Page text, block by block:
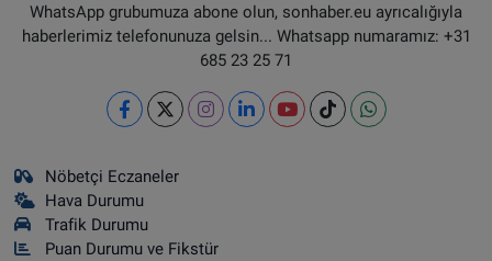
WhatsApp grubumuza abone olun, sonhaber.eu ayrıcalığıyla
haberlerimiz telefonunuza gelsin... Whatsapp numaramız: +31
685 23 25 71
Nöbetçi Eczaneler
Hava Durumu
Trafik Durumu
Puan Durumu ve Fikstür